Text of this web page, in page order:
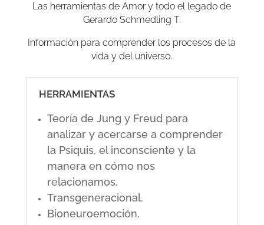
Las herramientas de Amor y todo el legado de
Gerardo Schmedling T.
Información para comprender los procesos de la
vida y del universo.
HERRAMIENTAS
Teoría de Jung y Freud para
analizar y acercarse a comprender
la Psiquis, el inconsciente y la
manera en cómo nos
relacionamos.
Transgeneracional.
Bioneuroemoción.